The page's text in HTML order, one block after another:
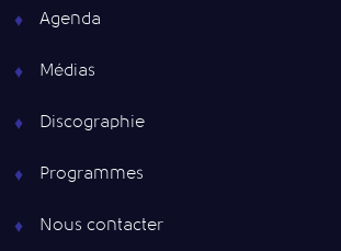
Agenda
Médias
Discographie
Programmes
Nous contacter